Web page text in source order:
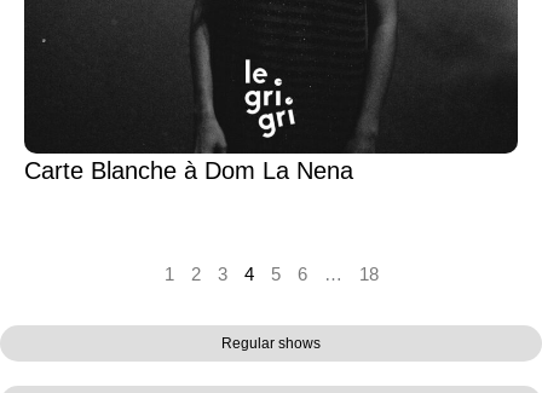
Regular shows
Carte Blanche à Dom La Nena
1 2 3 4 5 6 … 18